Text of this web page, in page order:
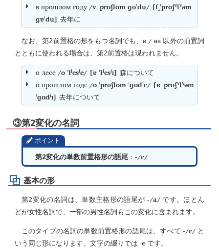
в прошлом году/v ˈproʃlom ɡoˈdu/ [f‿ˈproʃˠlˠəm
ɡɐˈdu] 去年に
なお、第2前置格の形をもつ名詞でも、в / на 以外の前置詞
とともに使われる場合は、第2前置格は現われません。
о лесе/o ˈlʲesʲe/ [ɐ ˈlʲesʲɪ] 森について
о прошлом годе/o ˈproʃlom ˈɡodʲe/ [ɐ ˈproʃˠlˠəm
ˈɡodʲɪ] 去年について
③第2変化の名詞
ポイント
第2変化の単数前置格形の語尾 ：-/e/
基本の形
第2変化の名詞は、単数主格形の語尾が -/a/です。ほとん
どが女性名詞で、一部の男性名詞もこの変化に含まれます。
このタイプの名詞の単数前置格形の語尾は、すべて -/e/と
いう同じ形になります。文字の綴りでは -е です。